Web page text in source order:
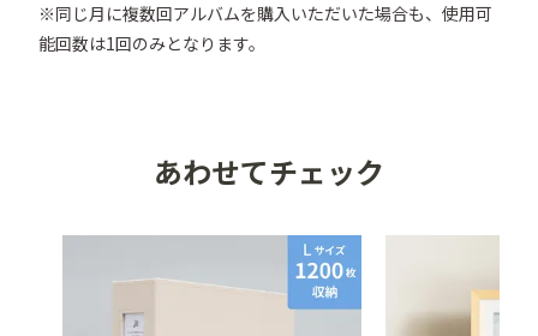
※同じ月に複数回アルバムを購入いただいた場合も、使用可
あわせてチェック